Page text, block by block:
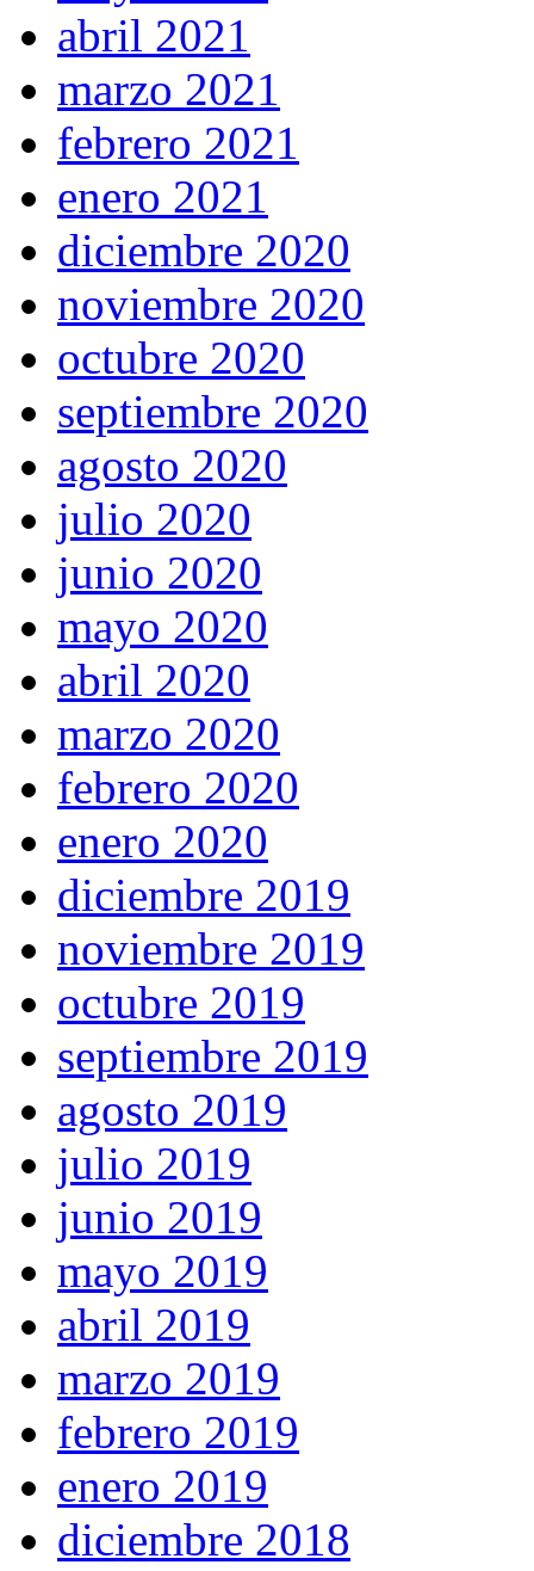
abril 2021
marzo 2021
febrero 2021
enero 2021
diciembre 2020
noviembre 2020
octubre 2020
septiembre 2020
agosto 2020
julio 2020
junio 2020
mayo 2020
abril 2020
marzo 2020
febrero 2020
enero 2020
diciembre 2019
noviembre 2019
octubre 2019
septiembre 2019
agosto 2019
julio 2019
junio 2019
mayo 2019
abril 2019
marzo 2019
febrero 2019
enero 2019
diciembre 2018